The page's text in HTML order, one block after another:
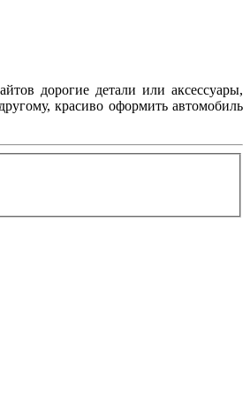
дорогие детали или аксессуары,
красиво оформить автомобиль